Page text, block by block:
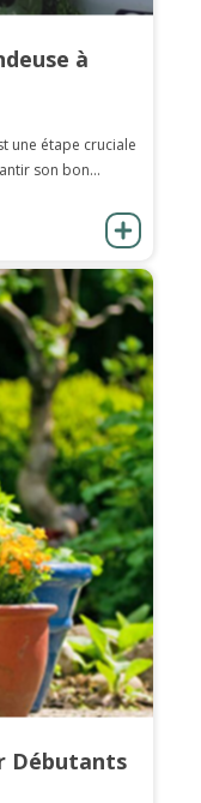
à
une étape cruciale
son bon...
Débutants